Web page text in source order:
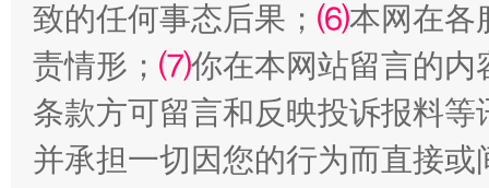
全民健身五年计划来了！等你上场
致的任何事态后果； ⑹本网在各
责情形； ⑺你在本网站留言的内
条款方可留言和反映投诉报料
并承担一切因您的行为而直接